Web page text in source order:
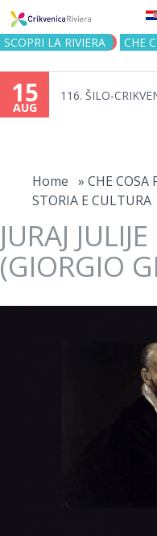
SCOPRI LA RIVIERA CHE
15
AUG
116. ŠILO-
Home » CHE COSA
STORIA E CULTURA
JURAJ
(GIORGIO